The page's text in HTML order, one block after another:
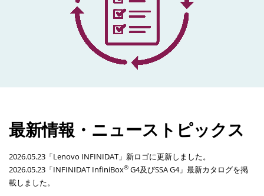
最新情報・ニューストピックス
2026.05.23「Lenovo INFINIDAT」新ロゴに更新しました。
2026.05.23「INFINIDAT InfiniBox® G4及びSSA G4」最新カタログを掲
載しました。